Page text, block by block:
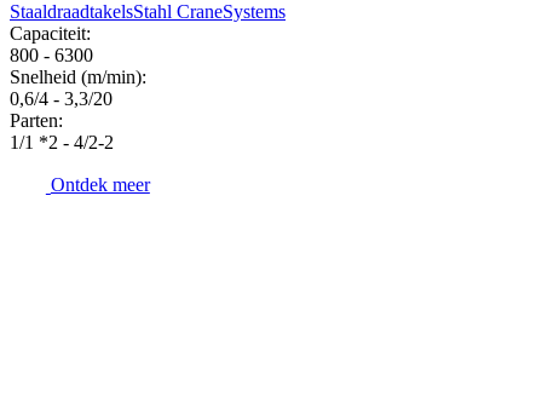
StaaldraadtakelsStahl CraneSystems
Capaciteit:
800 - 6300
Snelheid (m/min):
0,6/4 - 3,3/20
Parten:
1/1 *2 - 4/2-2
Ontdek meer